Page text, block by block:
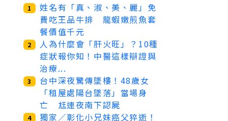
1
姓名有「真、淑、美、麗」免
費吃王品牛排 龍蝦嫩煎魚套
餐價值千元
2
人為什麼會「肝火旺」？10種
症狀報你知！中醫這樣辯證與
治療...
3
台中深夜驚傳墜樓！48歲女
「租屋處陽台墜落」當場身
亡 尪連夜南下認屍
4
獨家／彰化小兄妹癌父猝逝！